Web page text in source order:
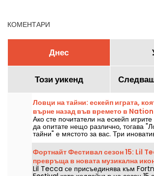
КОМЕНТАРИ
Днес
Този уикенд
Ловци на тайни: ескейп играта,
върне назад във времето в Nation
Ако сте почитатели на ескейп игрите
да опитате нещо различно, тогава
тайни" е мястото за вас. Три
предлагат уникално пътешествие
Можете ли да разгадаете загадките
Hunters и да избегнете съдбата си?
Фортнайт Фестивал сезон 15: Lil
превръща в новата музикална
Lil Tecca се присъединява към